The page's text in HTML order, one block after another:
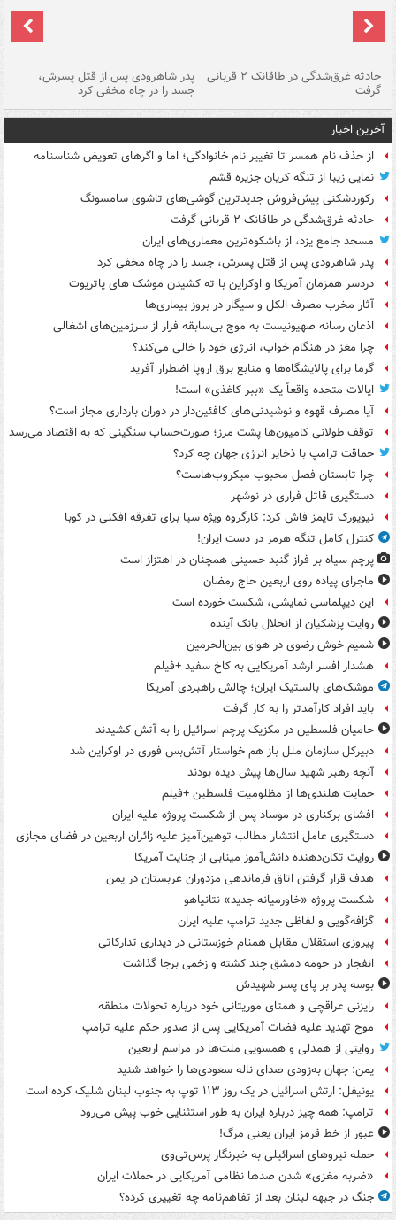
حادثه غرق‌شدگی در طاقانک ۲ قربانی
گرفت
پدر شاهرودی پس از قتل پسرش،
جسد را در چاه مخفی کرد
آخرین اخبار
از حذف نام همسر تا تغییر نام خانوادگی؛ اما و اگرهای تعویض شناسنامه
نمایی زیبا از تنگه کریان جزیره قشم
رکوردشکنی پیش‌فروش جدیدترین گوشی‌های تاشوی سامسونگ
حادثه غرق‌شدگی در طاقانک ۲ قربانی گرفت
مسجد جامع یزد، از باشکوه‌ترین معماری‌های ایران
پدر شاهرودی پس از قتل پسرش، جسد را در چاه مخفی کرد
دردسر همزمان آمریکا و اوکراین با ته کشیدن موشک های پاتریوت
آثار مخرب مصرف الکل و سیگار در بروز بیماری‌ها
اذعان رسانه صهیونیست به موج بی‌سابقه فرار از سرزمین‌های اشغالی
چرا مغز در هنگام خواب، انرژی خود را خالی می‌کند؟
گرما برای پالایشگاه‌ها و منابع برق اروپا اضطرار آفرید
ایالات متحده واقعاً یک «ببر کاغذی» است!
آیا مصرف قهوه و نوشیدنی‌های کافئین‌دار در دوران بارداری مجاز است؟
توقف طولانی کامیون‌ها پشت مرز؛ صورت‌حساب سنگینی که به اقتصاد می‌رسد
حماقت ترامپ با ذخایر انرژی جهان چه کرد؟
چرا تابستان فصل محبوب میکروب‌هاست؟
دستگیری قاتل فراری در نوشهر
نیویورک تایمز فاش کرد: کارگروه ویژه سیا برای تفرقه افکنی در کوبا
کنترل کامل تنگه هرمز در دست ایران!
پرچم سیاه بر فراز گنبد حسینی همچنان در اهتزاز است
ماجرای پیاده روی اربعین حاج رمضان
این دیپلماسی نمایشی، شکست خورده است
روایت پزشکیان از انحلال بانک آینده
شمیم خوش رضوی در هوای بین‌الحرمین
هشدار افسر ارشد آمریکایی به کاخ سفید +فیلم
موشک‌های بالستیک ایران؛ چالش راهبردی آمریکا
باید افراد کارآمدتر را به کار گرفت
حامیان فلسطین در مکزیک پرچم اسرائیل را به آتش کشیدند
دبیرکل سازمان ملل باز هم خواستار آتش‌بس فوری در اوکراین شد
آنچه رهبر شهید سال‌ها پیش دیده بودند
حمایت هلندی‌ها از مظلومیت فلسطین +فیلم
افشای برکناری در موساد پس از شکست پروژه علیه ایران
دستگیری عامل انتشار مطالب توهین‌آمیز علیه زائران اربعین در فضای مجازی
روایت تکان‌دهنده دانش‌آموز مینابی از جنایت آمریکا
هدف قرار گرفتن اتاق‌ فرماندهی مزدوران عربستان در یمن
شکست پروژه «خاورمیانه جدید» نتانیاهو
گزافه‌گویی و لفاظی جدید ترامپ علیه ایران
پیروزی استقلال مقابل همنام خوزستانی در دیداری تدارکاتی
انفجار در حومه دمشق چند کشته و زخمی برجا گذاشت
بوسه‌ پدر بر پای پسر شهیدش
رایزنی عراقچی و همتای موریتانی خود درباره تحولات منطقه
موج تهدید علیه قضات آمریکایی پس از صدور حکم علیه ترامپ
روایتی از همدلی و همسویی ملت‌ها در مراسم اربعین
یمن: جهان به‌زودی صدای ناله سعودی‌ها را خواهد شنید
یونیفل: ارتش اسرائیل در یک روز ۱۱۳ توپ به جنوب لبنان شلیک کرده است
ترامپ: همه چیز درباره ایران به طور استثنایی خوب پیش می‌رود
عبور از خط قرمز ایران یعنی مرگ!
حمله نیروهای اسرائیلی به خبرنگار پرس‌تی‌وی
«ضربه مغزی» شدن صدها نظامی آمریکایی در حملات ایران
جنگ در جبهه لبنان بعد از تفاهم‌نامه چه تغییری کرده؟